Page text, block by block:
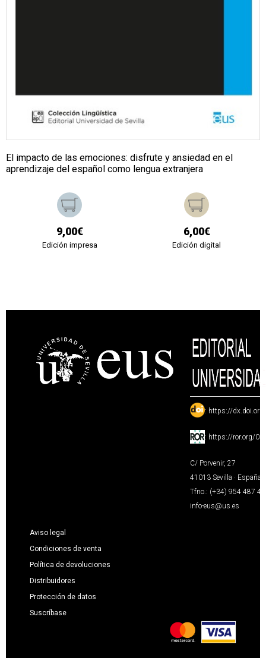
El impacto de las emociones: disfrute y ansiedad en el
aprendizaje del español como lengua extranjera
9,00€
Edición impresa
6,00€
Edición digital
: https://
: https://ror.org/
C/ Porvenir, 27
41013 Sevilla · España
Tfno.: (+34) 954 487
info-eus@us.es
Aviso legal
Condiciones de venta
Política de devoluciones
Distribuidores
Protección de datos
Suscríbase